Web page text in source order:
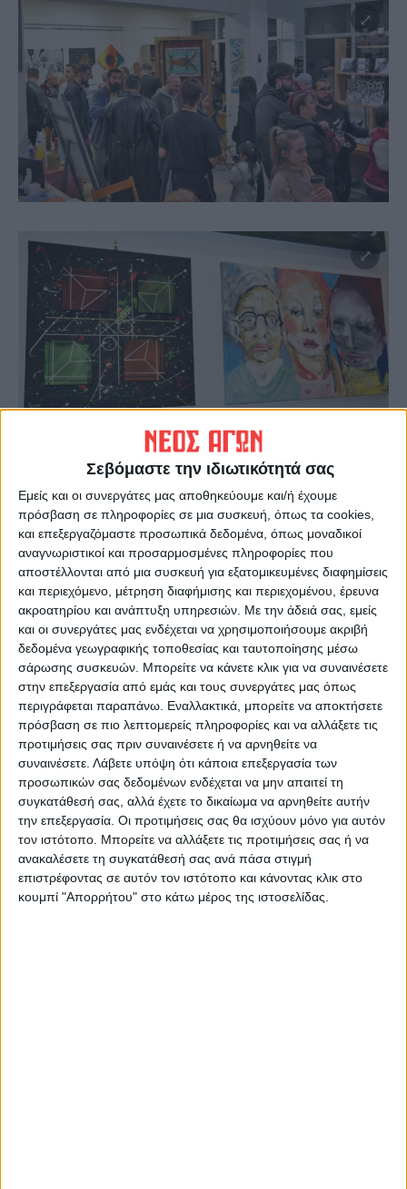
Σεβόμαστε την ιδιωτικότητά σας
Εμείς και οι συνεργάτες μας αποθηκεύουμε και/ή έχουμε
πρόσβαση σε πληροφορίες σε μια συσκευή, όπως τα cookies,
και επεξεργαζόμαστε προσωπικά δεδομένα, όπως μοναδικοί
αναγνωριστικοί και προσαρμοσμένες πληροφορίες που
αποστέλλονται από μια συσκευή για εξατομικευμένες διαφημίσεις
και περιεχόμενο, μέτρηση διαφήμισης και περιεχομένου, έρευνα
ακροατηρίου και ανάπτυξη υπηρεσιών. Με την άδειά σας, εμείς
και οι συνεργάτες μας ενδέχεται να χρησιμοποιήσουμε ακριβή
δεδομένα γεωγραφικής τοποθεσίας και ταυτοποίησης μέσω
σάρωσης συσκευών. Μπορείτε να κάνετε κλικ για να συναινέσετε
στην επεξεργασία από εμάς και τους συνεργάτες μας όπως
περιγράφεται παραπάνω. Εναλλακτικά, μπορείτε να αποκτήσετε
πρόσβαση σε πιο λεπτομερείς πληροφορίες και να αλλάξετε τις
προτιμήσεις σας πριν συναινέσετε ή να αρνηθείτε να
συναινέσετε. Λάβετε υπόψη ότι κάποια επεξεργασία των
προσωπικών σας δεδομένων ενδέχεται να μην απαιτεί τη
συγκατάθεσή σας, αλλά έχετε το δικαίωμα να αρνηθείτε αυτήν
την επεξεργασία. Οι προτιμήσεις σας θα ισχύουν μόνο για αυτόν
τον ιστότοπο. Μπορείτε να αλλάξετε τις προτιμήσεις σας ή να
ανακαλέσετε τη συγκατάθεσή σας ανά πάσα στιγμή
επιστρέφοντας σε αυτόν τον ιστότοπο και κάνοντας κλικ στο
κουμπί "Απορρήτου" στο κάτω μέρος της ιστοσελίδας.